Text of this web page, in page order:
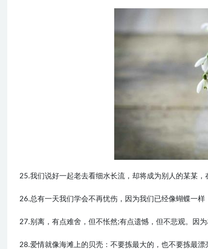
25.我们说好一起老去看细水长流，却将成为别人的某某
26.总有一天我们学会不再忧伤，因为我们已经像蝴蝶一样
27.别离，有点难舍，但不怅然;有点遗憾，但不悲观。因为
28.爱情就像海滩上的贝壳：不要拣最大的，也不要拣最